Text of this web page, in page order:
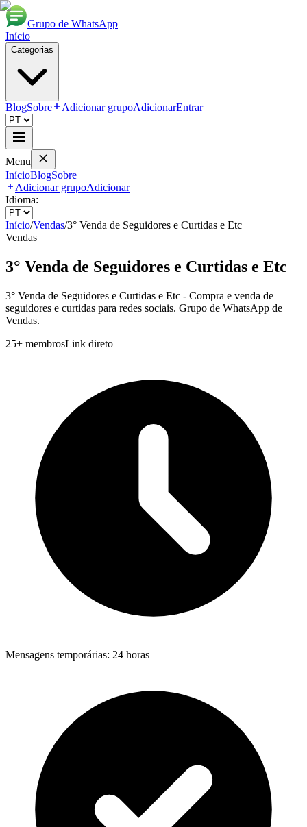
Grupo de WhatsApp
Início
Categorias
BlogSobre Adicionar grupoAdicionarEntrar
Menu
InícioBlogSobre
Adicionar grupoAdicionar
Idioma:
Início/Vendas/3° Venda de Seguidores e Curtidas e Etc
Vendas
3° Venda de Seguidores e Curtidas e Etc
3° Venda de Seguidores e Curtidas e Etc - Compra e venda de
seguidores e curtidas para redes sociais. Grupo de WhatsApp de
Vendas.
25+ membrosLink direto
Mensagens temporárias: 24 horas